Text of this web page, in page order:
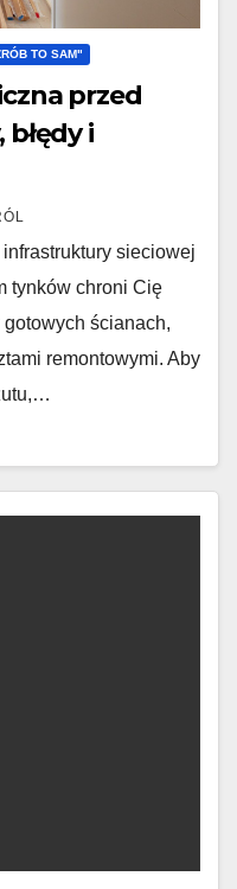
TO SAM"
przed
i
sieciowej
tynków chroni Cię
gotowych ścianach,
remontowymi. Aby